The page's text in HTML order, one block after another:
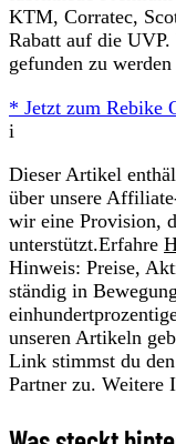
KTM, Corratec,
Rabatt auf die
gefunden zu
* Jetzt zum Rebike
i
Dieser Artikel
über unsere
wir eine Provision,
unterstützt.Erfahre
Hinweis: Preise,
ständig in
unseren Artikeln
Link stimmst du
Partner zu. Weitere